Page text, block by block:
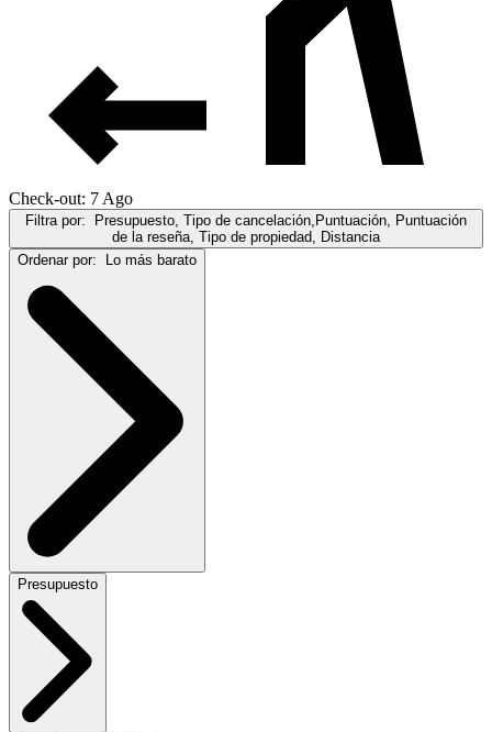
Check-out: 7 Ago
Filtra por: Presupuesto, Tipo de cancelación,Puntuación, Puntuación
de la reseña, Tipo de propiedad, Distancia
Ordenar por: Lo más barato
Presupuesto